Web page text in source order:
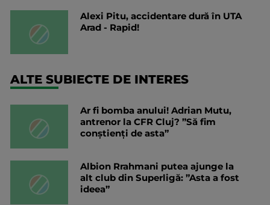
Alexi Pitu, accidentare dură în UTA
Arad - Rapid!
ALTE SUBIECTE DE INTERES
Ar fi bomba anului! Adrian Mutu,
antrenor la CFR Cluj? ”Să fim
conștienți de asta”
Albion Rrahmani putea ajunge la
alt club din Superligă: ”Asta a fost
ideea”